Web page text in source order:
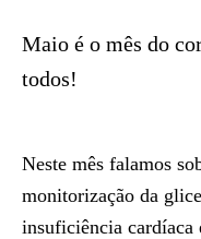
Maio é o mês do
todos!
Neste mês falamos
monitorização da
insuficiência cardíaca